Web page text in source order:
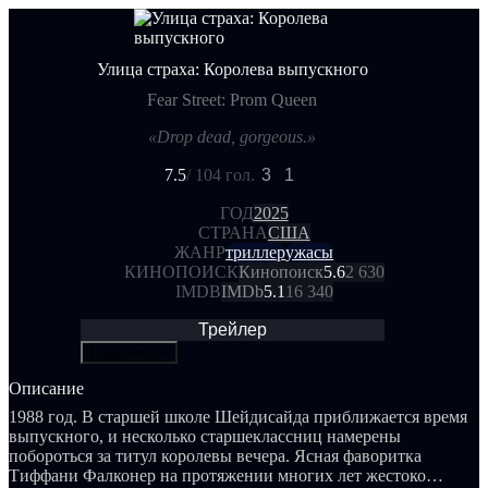
Улица страха: Королева выпускного
Fear Street: Prom Queen
«Drop dead, gorgeous.»
7.5/ 104 гол. 3 1
ГОД2025
СТРАНАСША
ЖАНРтриллеружасы
КИНОПОИСККинопоиск5.62 630
IMDBIMDb5.116 340
Трейлер
Описание
1988 год. В старшей школе Шейдисайда приближается время
выпускного, и несколько старшеклассниц намерены
побороться за титул королевы вечера. Ясная фаворитка
Тиффани Фалконер на протяжении многих лет жестоко